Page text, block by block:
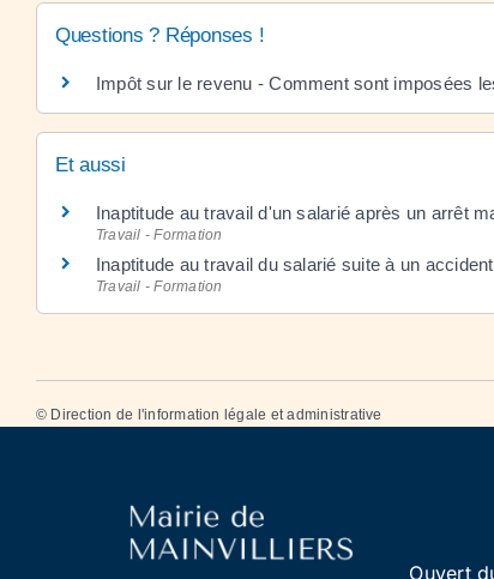
Questions ? Réponses !
Impôt sur le revenu - Comment sont imposées
Et aussi
Inaptitude au travail d'un salarié après un arrêt
Travail - Formation
Inaptitude au travail du salarié suite à un
Travail - Formation
© Direction de l'information légale et administrative
Ouvert